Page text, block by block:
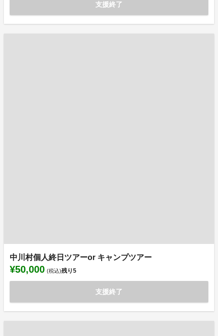
支援終了
中川村個人終日ツアーor キャンプツアー
¥50,000 (税込)残り5
支援終了